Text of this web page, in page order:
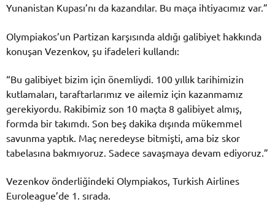
Yunanistan Kupası’nı da kazandılar. Bu maça ihtiyacımız var.”
Olympiakos’un Partizan karşısında aldığı galibiyet hakkında
konuşan Vezenkov, şu ifadeleri kullandı:
“Bu galibiyet bizim için önemliydi. 100 yıllık tarihimizin
kutlamaları, taraftarlarımız ve ailemiz için kazanmamız
gerekiyordu. Rakibimiz son 10 maçta 8 galibiyet almış,
formda bir takımdı. Son beş dakika dışında mükemmel
savunma yaptık. Maç neredeyse bitmişti, ama biz skor
tabelasına bakmıyoruz. Sadece savaşmaya devam ediyoruz.”
Vezenkov önderliğindeki Olympiakos, Turkish Airlines
Euroleague’de 1. sırada.